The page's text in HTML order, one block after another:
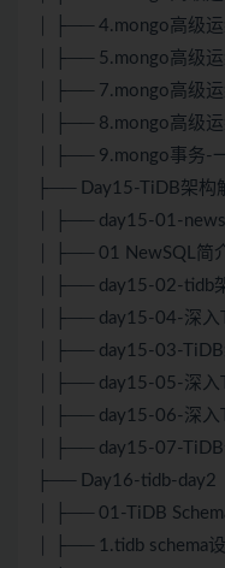
│ ├── 4.mongo高级
│ ├── 5.mongo高级
│ ├── 7.mongo高级
│ ├── 8.mongo高级
│ ├── 9.mongo事务-
├── Day15-TiDB架构
│ ├── day15-01-
│ ├── 01 NewSQL简
│ ├── day15-02-tidb
│ ├── day15-04-深入
│ ├── day15-03-
│ ├── day15-05-深入
│ ├── day15-06-深入
│ ├── day15-07-
├── Day16-tidb-day2
│ ├── 01-TiDB
│ ├── 1.tidb schema